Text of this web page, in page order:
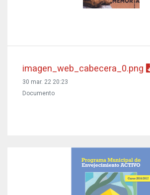
imagen_web_cabecera_0.png
30 mar. 22 20:23
Documento